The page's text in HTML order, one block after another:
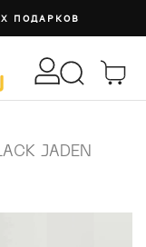
ПОДАРКОВ
JADEN